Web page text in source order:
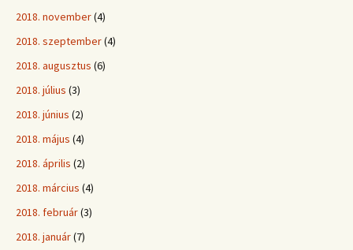
2018. november(4)
2018. szeptember(4)
2018. augusztus (6)
2018. július (3)
2018. június (2)
2018. május (4)
2018. április (2)
2018. március (4)
2018. február(3)
2018. január(7)